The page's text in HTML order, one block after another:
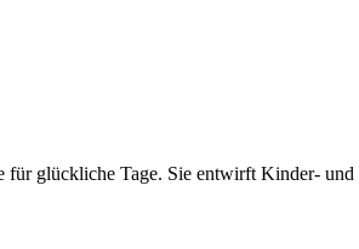
für glückliche Tage. Sie entwirft Kinder-